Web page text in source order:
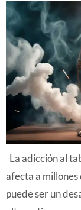
La adicción al
afecta a
puede ser un